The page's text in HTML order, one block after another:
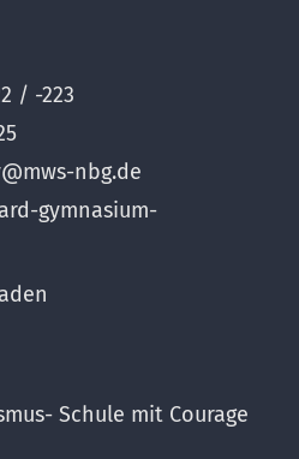
/ -223
nbg.de
gymnasium-
Schule mit Courage